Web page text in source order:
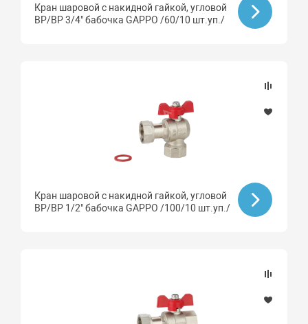
Кран шаровой с накидной гайкой, угловой
ВР/ВР 3/4" бабочка GAPPO /60/10 шт.уп./
Кран шаровой с накидной гайкой, угловой
ВР/ВР 1/2" бабочка GAPPO /100/10 шт.уп./